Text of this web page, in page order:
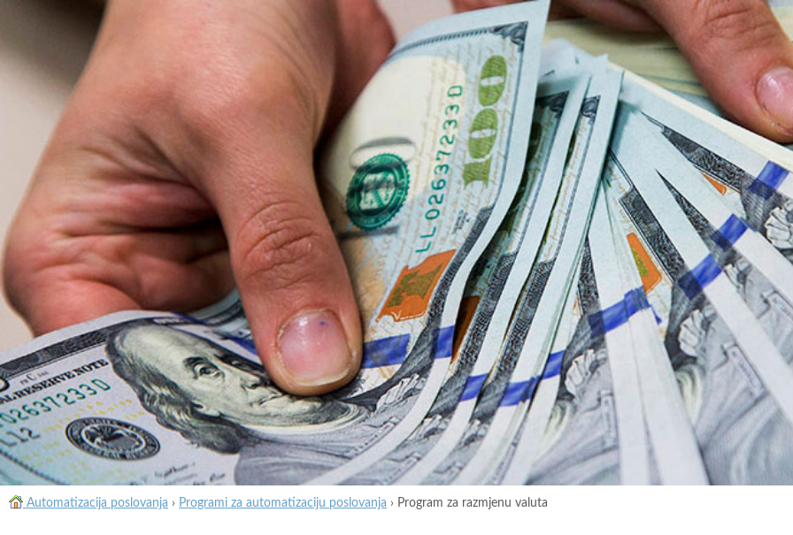
Automatizacija poslovanja › Programi za automatizaciju poslovanja › Program za razmjenu valuta